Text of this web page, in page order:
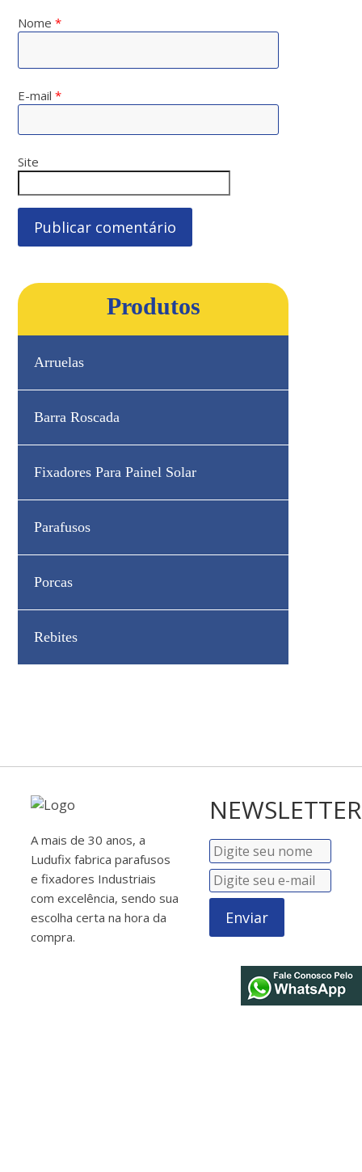
Nome*
E-mail*
Site
Produtos
Arruelas
Barra Roscada
Fixadores Para Painel Solar
Parafusos
Porcas
Rebites
A mais de 30 anos, a
Ludufix fabrica parafusos
e fixadores Industriais
com excelência, sendo sua
escolha certa na hora da
compra.
NEWSLETTER
Enviar